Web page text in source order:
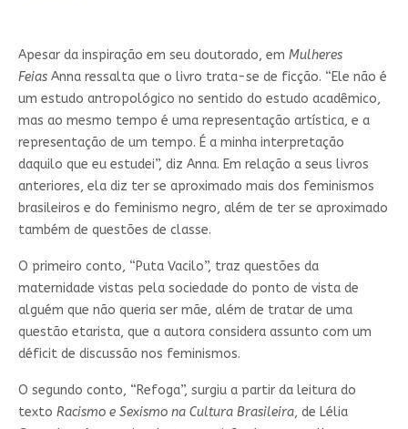
Apesar da inspiração em seu doutorado, em Mulheres
FeiasAnna ressalta que o livro trata-se de ficção. “Ele não é
um estudo antropológico no sentido do estudo acadêmico,
mas ao mesmo tempo é uma representação artística, e a
representação de um tempo. É a minha interpretação
daquilo que eu estudei”, diz Anna. Em relação a seus livros
anteriores, ela diz ter se aproximado mais dos feminismos
brasileiros e do feminismo negro, além de ter se aproximado
também de questões de classe.
O primeiro conto, “Puta Vacilo”, traz questões da
maternidade vistas pela sociedade do ponto de vista de
alguém que não queria ser mãe, além de tratar de uma
questão etarista, que a autora considera assunto com um
déficit de discussão nos feminismos.
O segundo conto, “Refoga”, surgiu a partir da leitura do
texto Racismo e Sexismo na Cultura Brasileira, de Lélia